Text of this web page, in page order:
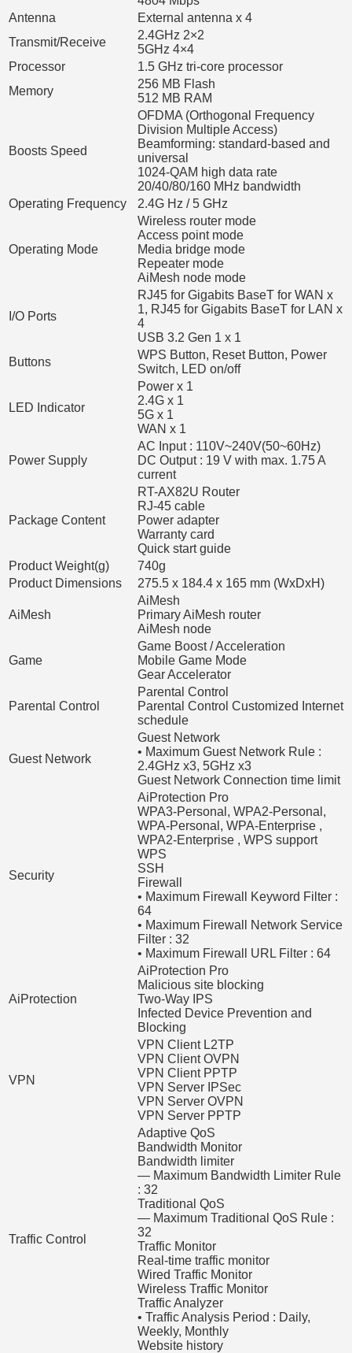
Antenna
External antenna x 4
Transmit/Receive
2.4GHz 2×2
5GHz 4×4
Processor
1.5 GHz tri-core processor
Memory
256 MB Flash
512 MB RAM
Boosts Speed
OFDMA (Orthogonal Frequency
Division Multiple Access)
Beamforming: standard-based and
universal
1024-QAM high data rate
20/40/80/160 MHz bandwidth
Operating Frequency
2.4G Hz / 5 GHz
Operating Mode
Wireless router mode
Access point mode
Media bridge mode
Repeater mode
AiMesh node mode
I/O Ports
RJ45 for Gigabits BaseT for WAN x
1, RJ45 for Gigabits BaseT for LAN x
4
USB 3.2 Gen 1 x 1
Buttons
WPS Button, Reset Button, Power
Switch, LED on/off
LED Indicator
Power x 1
2.4G x 1
5G x 1
WAN x 1
Power Supply
AC Input : 110V~240V(50~60Hz)
DC Output : 19 V with max. 1.75 A
current
Package Content
RT-AX82U Router
RJ-45 cable
Power adapter
Warranty card
Quick start guide
Product Weight(g)
740g
Product Dimensions
275.5 x 184.4 x 165 mm (WxDxH)
AiMesh
AiMesh
Primary AiMesh router
AiMesh node
Game
Game Boost / Acceleration
Mobile Game Mode
Gear Accelerator
Parental Control
Parental Control
Parental Control Customized Internet
schedule
Guest Network
Guest Network
• Maximum Guest Network Rule :
2.4GHz x3, 5GHz x3
Guest Network Connection time limit
Security
AiProtection Pro
WPA3-Personal, WPA2-Personal,
WPA-Personal, WPA-Enterprise ,
WPA2-Enterprise , WPS support
WPS
SSH
Firewall
• Maximum Firewall Keyword Filter :
64
• Maximum Firewall Network Service
Filter : 32
• Maximum Firewall URL Filter : 64
AiProtection
AiProtection Pro
Malicious site blocking
Two-Way IPS
Infected Device Prevention and
Blocking
VPN
VPN Client L2TP
VPN Client OVPN
VPN Client PPTP
VPN Server IPSec
VPN Server OVPN
VPN Server PPTP
Traffic Control
Adaptive QoS
Bandwidth Monitor
Bandwidth limiter
— Maximum Bandwidth Limiter Rule
: 32
Traditional QoS
— Maximum Traditional QoS Rule :
32
Traffic Monitor
Real-time traffic monitor
Wired Traffic Monitor
Wireless Traffic Monitor
Traffic Analyzer
• Traffic Analysis Period : Daily,
Weekly, Monthly
Website history